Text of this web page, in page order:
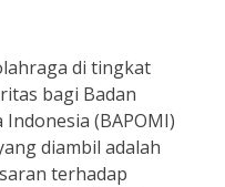
di tingkat
bagi Badan
(BAPOMI)
diambil adalah
terhadap